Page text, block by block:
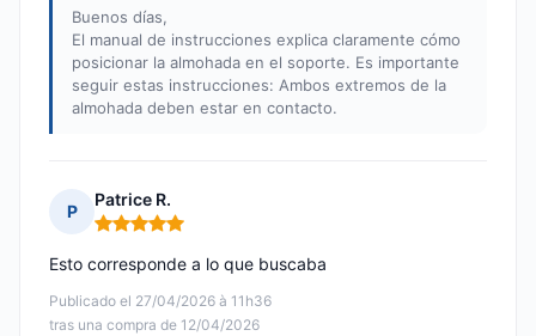
Buenos días,
El manual de instrucciones explica claramente cómo
posicionar la almohada en el soporte. Es importante
seguir estas instrucciones: Ambos extremos de la
almohada deben estar en contacto.
P
Patrice R.
Nota: 5 de 5
Publicado el 27/04/2026 à 11h36
tras una compra de 12/04/2026
Esto corresponde a lo que buscaba